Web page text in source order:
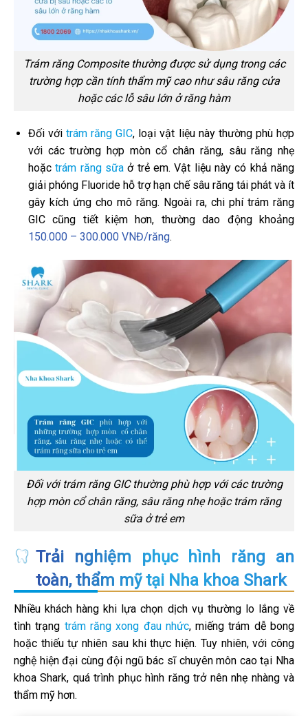
Trám răng Composite thường được sử dụng trong các
trường hợp cần tính thẩm mỹ cao như sâu răng cửa
hoặc các lỗ sâu lớn ở răng hàm
Đối vớitrám răng GIC, loại vật liệu này thường phù hợp
với các trường hợp mòn cổ chân răng, sâu răng nhẹ
hoặctrám răng sữaở trẻ em. Vật liệu này có khả năng
giải phóng Fluoride hỗ trợ hạn chế sâu răng tái phát và ít
gây kích ứng cho mô răng. Ngoài ra, chi phí trám răng
GIC cũng tiết kiệm hơn, thường dao động khoảng
150.000 – 300.000 VNĐ/răng.
Đối với trám răng GIC thường phù hợp với các trường
hợp mòn cổ chân răng, sâu răng nhẹ hoặc trám răng
sữa ở trẻ em
Trải nghiệm phục hình răng an
toàn, thẩm mỹ tại Nha khoa Shark
Nhiều khách hàng khi lựa chọn dịch vụ thường lo lắng về
tình trạng trám răng xong đau nhức, miếng trám dễ bong
hoặc thiếu tự nhiên sau khi thực hiện. Tuy nhiên, với công
nghệ hiện đại cùng đội ngũ bác sĩ chuyên môn cao tại Nha
khoa Shark, quá trình phục hình răng trở nên nhẹ nhàng và
thẩm mỹ hơn.